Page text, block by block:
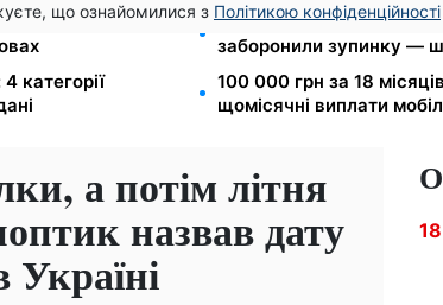
що ознайомилися з Політикою конфіденційності
пропонує
Новий знак на
заборонили зупинку —
категорії
100 000 грн за 18
щомісячні виплати
а потім літня
назвав дату
Україні